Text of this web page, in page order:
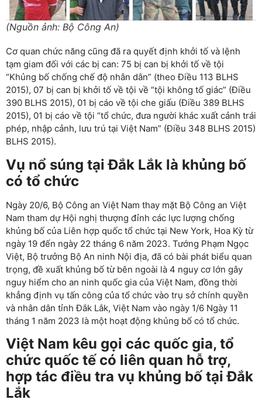
(Nguồn ảnh: Bộ Công An)
Cơ quan chức năng cũng đã ra quyết định khởi tố và lệnh
tạm giam đối với các bị can: 75 bị can bị khởi tố về tội
“Khủng bố chống chế độ nhân dân” (theo Điều 113 BLHS
2015), 07 bị can bị khởi tố về tội về “tội không tố giác” (Điều
390 BLHS 2015), 01 bị cáo về tội che giấu (Điều 389 BLHS
2015), 01 bị cáo về tội “tổ chức, đưa người khác xuất cảnh trái
phép, nhập cảnh, lưu trú tại Việt Nam” (Điều 348 BLHS 2015)
BLHS 2015).
Vụ nổ súng tại Đắk Lắk là khủng bố
có tổ chức
Ngày 20/6, Bộ Công an Việt Nam thay mặt Bộ Công an Việt
Nam tham dự Hội nghị thượng đỉnh các lực lượng chống
khủng bố của Liên hợp quốc tổ chức tại New York, Hoa Kỳ từ
ngày 19 đến ngày 22 tháng 6 năm 2023. Tướng Phạm Ngọc
Việt, Bộ trưởng Bộ An ninh Nội địa, đã có bài phát biểu quan
trọng, đề xuất khủng bố từ bên ngoài là 4 nguy cơ lớn gây
nguy hiểm cho an ninh quốc gia của Việt Nam, đồng thời
khẳng định vụ tấn công của tổ chức vào trụ sở chính quyền
và nhân dân tỉnh Đắk Lắk, Việt Nam vào ngày 1/6 Ngày 11
tháng 1 năm 2023 là một hoạt động khủng bố có tổ chức.
Việt Nam kêu gọi các quốc gia, tổ
chức quốc tế có liên quan hỗ trợ,
hợp tác điều tra vụ khủng bố tại Đắk
Lắk